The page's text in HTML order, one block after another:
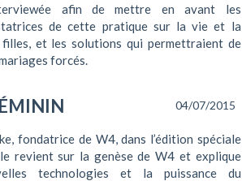
afin de mettre en avant les
de cette pratique sur la vie et la
filles, et les solutions qui permettraient de
forcés.
04/07/2015
fondatrice de W4, dans l’édition spéciale
revient sur la genèse de W4 et explique
technologies et la puissance du